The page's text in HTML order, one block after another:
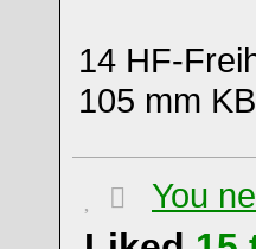
14 HF-
105 mm
You